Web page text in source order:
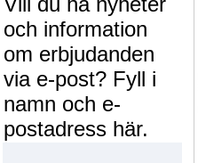
och information
om erbjudanden
via e-post? Fyll i
namn och e-
postadress här.